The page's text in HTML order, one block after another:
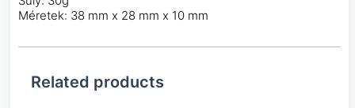
Méretek: 38 mm x 28 mm x 10 mm
Related products